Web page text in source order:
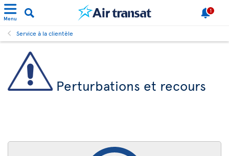
Menu
1
Service à la clientèle
Perturbations et recours